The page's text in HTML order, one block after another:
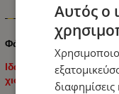
Φάρος LED Έκτακτης
Ιδανικό για Χρήση σε:
χιονισμένους ή
Αυτός ο